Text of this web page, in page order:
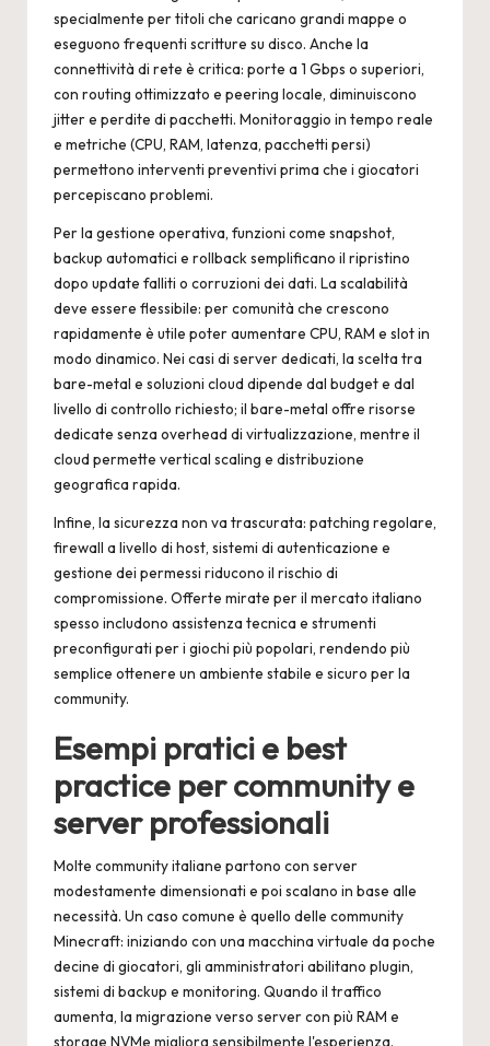
specialmente per titoli che caricano grandi mappe o
eseguono frequenti scritture su disco. Anche la
connettività di rete è critica: porte a 1 Gbps o superiori,
con routing ottimizzato e peering locale, diminuiscono
jitter e perdite di pacchetti. Monitoraggio in tempo reale
e metriche (CPU, RAM, latenza, pacchetti persi)
permettono interventi preventivi prima che i giocatori
percepiscano problemi.
Per la gestione operativa, funzioni come snapshot,
backup automatici e rollback semplificano il ripristino
dopo update falliti o corruzioni dei dati. La scalabilità
deve essere flessibile: per comunità che crescono
rapidamente è utile poter aumentare CPU, RAM e slot in
modo dinamico. Nei casi di server dedicati, la scelta tra
bare-metal e soluzioni cloud dipende dal budget e dal
livello di controllo richiesto; il bare-metal offre risorse
dedicate senza overhead di virtualizzazione, mentre il
cloud permette vertical scaling e distribuzione
geografica rapida.
Infine, la sicurezza non va trascurata: patching regolare,
firewall a livello di host, sistemi di autenticazione e
gestione dei permessi riducono il rischio di
compromissione. Offerte mirate per il mercato italiano
spesso includono assistenza tecnica e strumenti
preconfigurati per i giochi più popolari, rendendo più
semplice ottenere un ambiente stabile e sicuro per la
community.
Esempi pratici e best
practice per community e
server professionali
Molte community italiane partono con server
modestamente dimensionati e poi scalano in base alle
necessità. Un caso comune è quello delle community
Minecraft: iniziando con una macchina virtuale da poche
decine di giocatori, gli amministratori abilitano plugin,
sistemi di backup e monitoring. Quando il traffico
aumenta, la migrazione verso server con più RAM e
storage NVMe migliora sensibilmente l'esperienza.